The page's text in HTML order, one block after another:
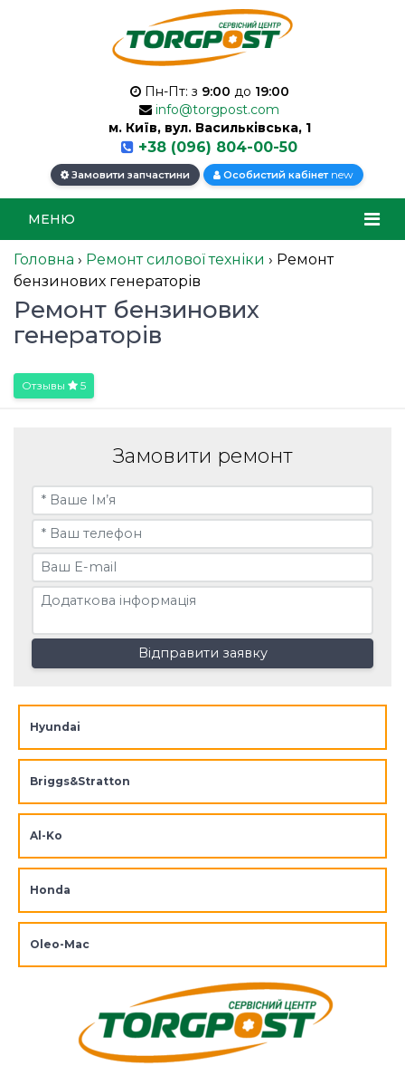
Пн-Пт: з 9:00 до 19:00
info@torgpost.com
м. Київ, вул. Васильківська, 1
+38 (096) 804-00-50
Замовити запчастини Особистий кабінет new
МЕНЮ
Головна › Ремонт силової техніки › Ремонт
бензинових генераторів
Ремонт бензинових
генераторів
Отзывы 5
Hyundai
Briggs&Stratton
Al-Ko
Honda
Oleo-Mac
Замовити ремонт
Відправити заявку